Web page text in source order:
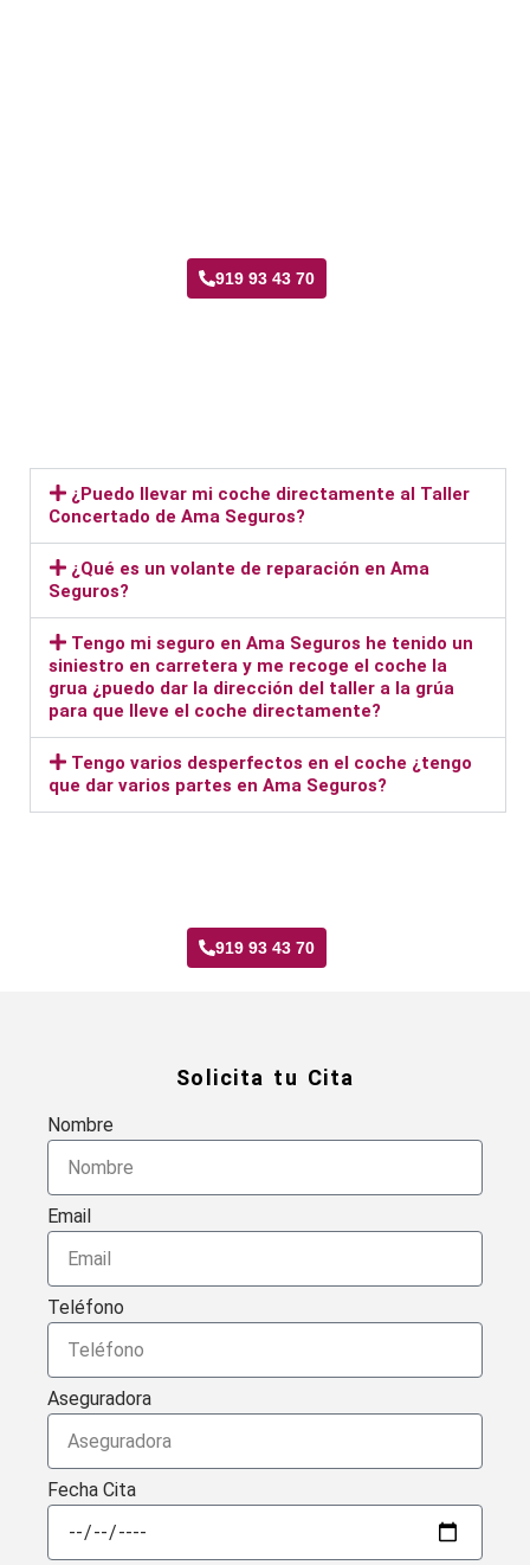
919 93 43 70
¿Puedo llevar mi coche directamente al Taller
Concertado de Ama Seguros?
¿Qué es un volante de reparación en Ama
Seguros?
Tengo mi seguro en Ama Seguros he tenido un
siniestro en carretera y me recoge el coche la
grua ¿puedo dar la dirección del taller a la grúa
para que lleve el coche directamente?
Tengo varios desperfectos en el coche ¿tengo
que dar varios partes en Ama Seguros?
919 93 43 70
Solicita tu Cita
Nombre
Email
Teléfono
Aseguradora
Fecha Cita